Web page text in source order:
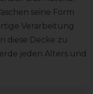
seine Form
Verarbeitung
diese Decke zu
jeden Alters und